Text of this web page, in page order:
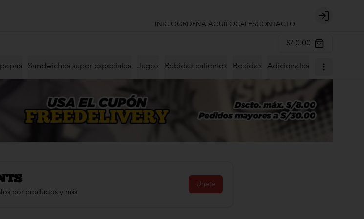
INICIOORDENA AQUÍ LOCALESCONTACTO
Login
S/ 0.00
Sandwiches super especiales Jugos Bebidas calientes Bebidas Adicionales
por productos y más
Únete